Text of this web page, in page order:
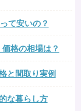
て安いの？
格の相場は？
と間取り実例
な暮らし方